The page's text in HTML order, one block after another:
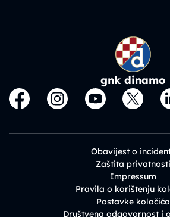
gnk dinamo
Obavijest o
Zaštita privatnosti
Impressum
Pravila o korištenju
Postavke kolačića
Društvena odgovornost i